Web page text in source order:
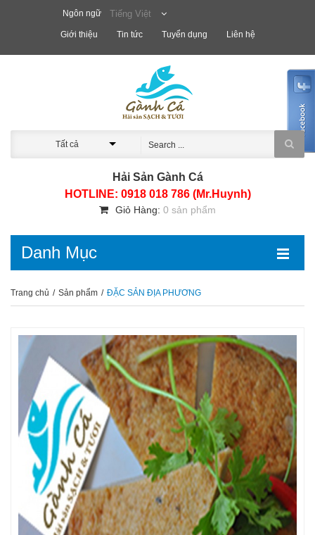
Ngôn ngữ Tiếng Việt
Giới thiệu Tin tức Tuyển dụng Liên hệ
Tất cả
Hải Sản Gành Cá
HOTLINE: 0918 018 786 (Mr.Huynh)
Giỏ Hàng: 0 sản phẩm
Danh Mục
Trang chủ / Sản phẩm / ĐẶC SẢN ĐỊA PHƯƠNG